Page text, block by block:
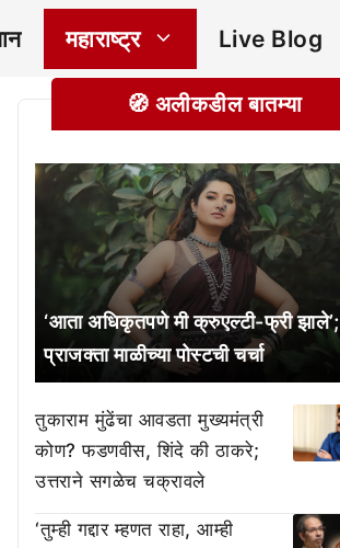
महाराष्ट्र Live Blog
🧭 अलीकडील बातम्या
‘आता अधिकृतपणे मी क्रुएल्टी-फ्री झाले’;
प्राजक्ता माळीच्या पोस्टची चर्चा
तुकाराम मुंढेंचा आवडता मुख्यमंत्री
कोण? फडणवीस, शिंदे की ठाकरे;
उत्तराने सगळेच चक्रावले
‘तुम्ही गद्दार म्हणत राहा, आम्ही